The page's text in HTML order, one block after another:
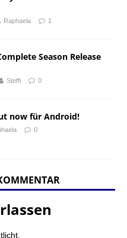
Raphaela 1
Season Release
Steffi 0
now für Android!
0